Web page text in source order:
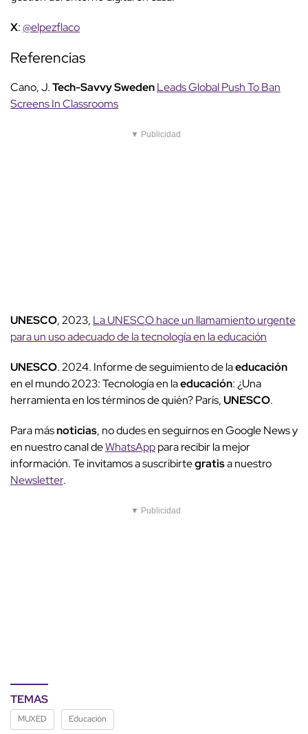
X:@elpezflaco
Referencias
Cano, J.Tech-Savvy SwedenLeads Global Push To Ban
Screens In Classrooms
▼ Publicidad
UNESCO, 2023, La UNESCO hace un llamamiento urgente
para un uso adecuado de la tecnología en la educación
UNESCO. 2024. Informe de seguimiento de laeducación
en el mundo 2023: Tecnología en laeducación: ¿Una
herramienta en los términos de quién? París,UNESCO.
Para másnoticias, no dudes en seguirnos en Google News y
en nuestro canal deWhatsApppara recibir la mejor
información. Te invitamos a suscribirtegratisa nuestro
Newsletter.
▼ Publicidad
TEMAS
MUXED Educación